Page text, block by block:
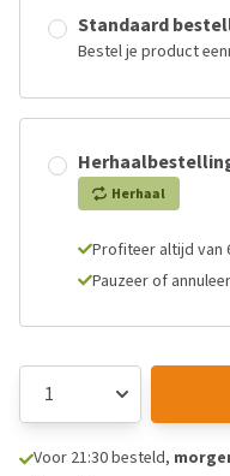
Standaard
Bestel je product
Herhaal
Profiteer altijd van
Pauzeer of
Voor 21:30 besteld,